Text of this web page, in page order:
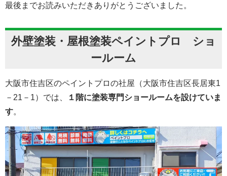
最後までお読みいただきありがとうございました。
外壁塗装・屋根塗装ペイントプロ ショ
ールーム
大阪市住吉区のペイントプロの社屋（大阪市住吉区長居東1
－21－1）では、
１階に塗装専門ショールームを設けていま
す。